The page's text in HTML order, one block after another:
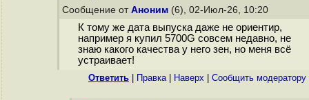
Сообщение от Аноним (6), 02-Июл-26, 10:20
К тому же дата выпуска даже не ориентир,
например я купил 5700G совсем недавно, не
знаю какого качества у него зен, но меня всё
устраивает!
Ответить Правка| Наверх Cообщить модератору